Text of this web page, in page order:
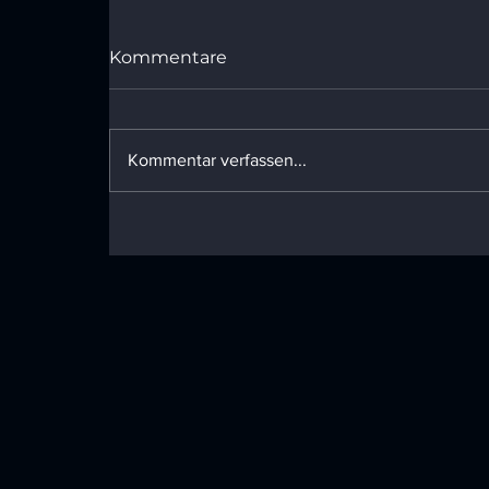
Kommentare
Kommentar verfassen...